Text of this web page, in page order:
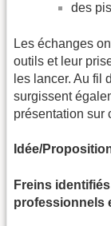
des
Les échanges
outils et leur
les lancer. Au fil
surgissent
présentation sur
Idée/
Freins
professionnels